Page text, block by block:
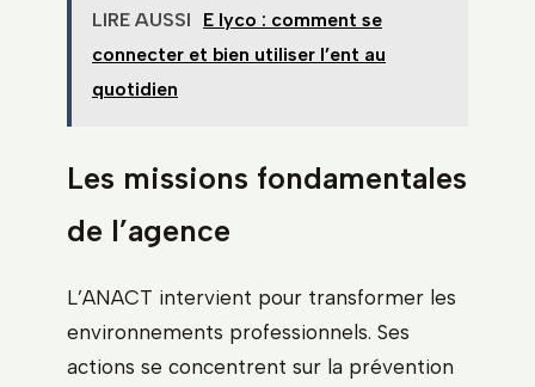
LIRE AUSSI
E lyco : comment se
connecter et bien utiliser l’ent au
quotidien
Les missions fondamentales
de l’agence
L’ANACT intervient pour transformer les
environnements professionnels. Ses
actions se concentrent sur la prévention